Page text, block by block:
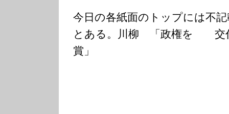
今日の各紙面のトップには不
とある。川柳 「政権を
賞」